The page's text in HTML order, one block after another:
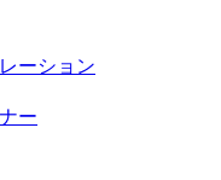
ーション
ー